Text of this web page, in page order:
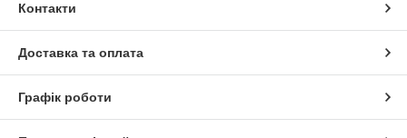
Контакти
Доставка та оплата
Графік роботи